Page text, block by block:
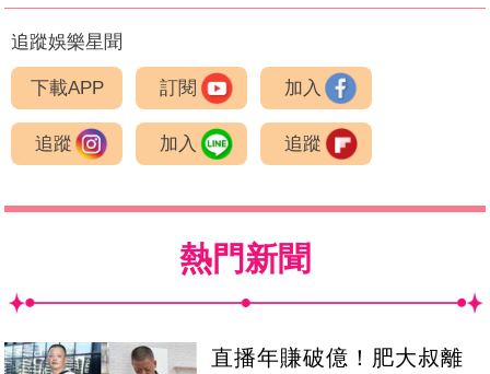
追蹤娛樂星聞
下載APP 訂閱 加入
追蹤 加入 追蹤
熱門新聞
直播年賺破億！肥大叔離